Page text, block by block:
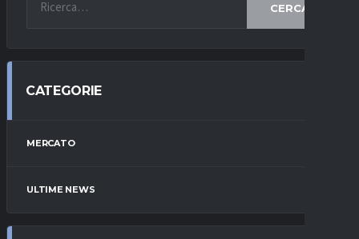
CERCA
CATEGORIE
MERCATO
ULTIME NEWS